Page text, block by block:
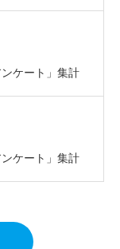
ケート」集計
ケート」集計